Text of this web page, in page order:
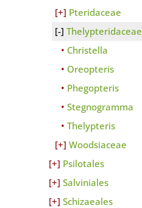
Pteridaceae
Thelypteridaceae
Christella
Oreopteris
Phegopteris
Stegnogramma
Thelypteris
Woodsiaceae
Psilotales
Salviniales
Schizaeales